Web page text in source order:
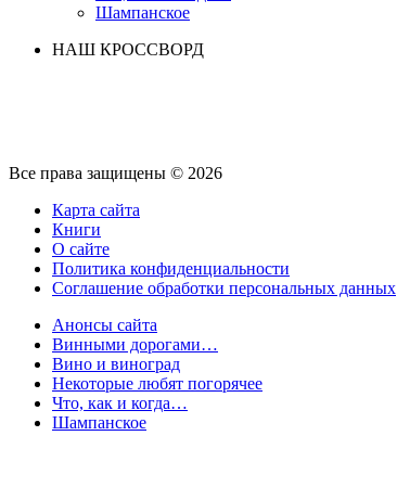
Шампанское
НАШ КРОССВОРД
Все права защищены © 2026
Карта сайта
Книги
О сайте
Политика конфиденциальности
Соглашение обработки персональных данных
Анонсы сайта
Винными дорогами…
Вино и виноград
Некоторые любят погорячее
Что, как и когда…
Шампанское